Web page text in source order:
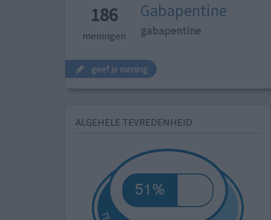
186
meningen
Gabapentine
gabapentine
geef je mening
ALGEHELE TEVREDENHEID